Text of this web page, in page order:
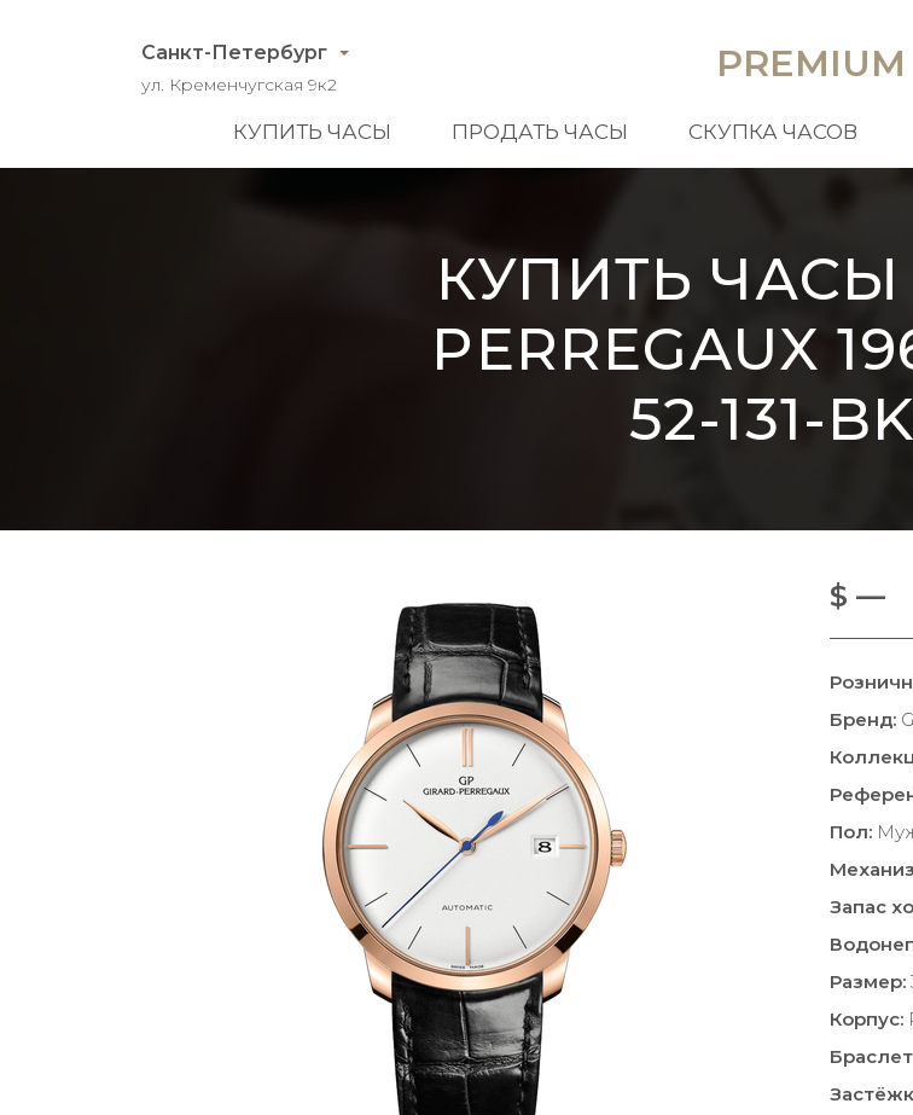
Санкт-Петербург
ул. Кременчугская 9к2 PREMIUM
КУПИТЬ ЧАСЫ ПРОДАТЬ ЧАСЫ СКУПКА ЧАСОВ
КУПИТЬ ЧАСЫ
PERREGAUX
52-131-
$ —
Бренд:
Пол:
Запас
Размер:
Корпус: